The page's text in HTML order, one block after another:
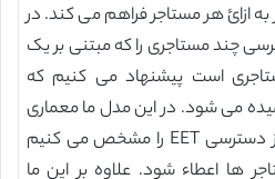
به ازائ هر مستاجر فراهم می کند. در
چند مستاجری را که مبتنی بر یک
است پیشنهاد می کنیم که
می شود. در این مدل ما معماری
داده کنترل دسترسی و امتیاز دسترسی EET را مشخص می کنیم
ها اعطاء شود. علاوه بر این ما